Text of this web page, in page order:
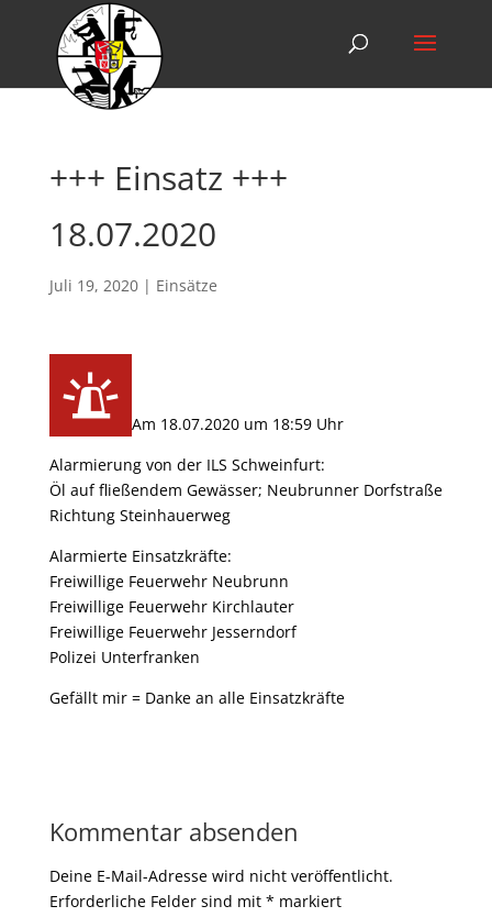
+++ Einsatz +++
18.07.2020
Juli 19, 2020| Einsätze
Am 18.07.2020 um 18:59 Uhr
Alarmierung von der ILS Schweinfurt:
Öl auf fließendem Gewässer; Neubrunner Dorfstraße
Richtung Steinhauerweg
Alarmierte Einsatzkräfte:
Freiwillige Feuerwehr Neubrunn
Freiwillige Feuerwehr Kirchlauter
Freiwillige Feuerwehr Jesserndorf
Polizei Unterfranken
Gefällt mir = Danke an alle Einsatzkräfte
Kommentar absenden
Deine E-Mail-Adresse wird nicht veröffentlicht.
Erforderliche Felder sind mit * markiert